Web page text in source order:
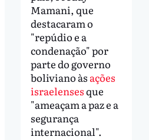
Mamani, que
destacaram o
"repúdio e a
condenação" por
parte do governo
boliviano às ações
israelensesque
"ameaçam a paz e a
segurança
internacional".